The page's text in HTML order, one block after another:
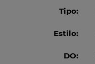
Tipo:
Estilo:
DO: